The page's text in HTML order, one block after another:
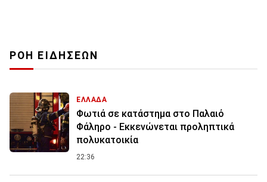
ΡΟΗ ΕΙΔΗΣΕΩΝ
ΕΛΛΑΔΑ
Φωτιά σε κατάστημα στο Παλαιό
Φάληρο - Εκκενώνεται προληπτικά
πολυκατοικία
22:36